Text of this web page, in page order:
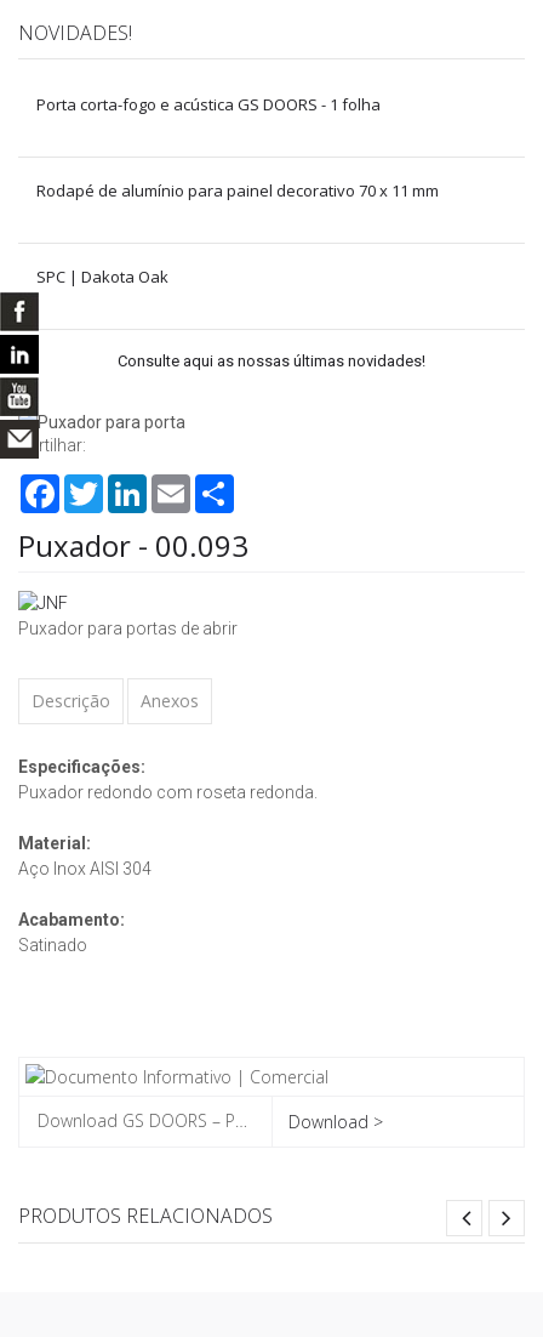
NOVIDADES!
Porta corta-fogo e acústica GS DOORS - 1 folha
Rodapé de alumínio para painel decorativo 70 x 11 mm
SPC | Dakota Oak
Consulte aqui as nossas últimas novidades!
Partilhar:
FacebookTwitterLinkedInEmail
Puxador - 00.093
Puxador para portas de abrir
Descrição Anexos
Especificações:
Puxador redondo com roseta redonda.
Material:
Aço Inox AISI 304
Acabamento:
Satinado
Download >
PRODUTOS RELACIONADOS